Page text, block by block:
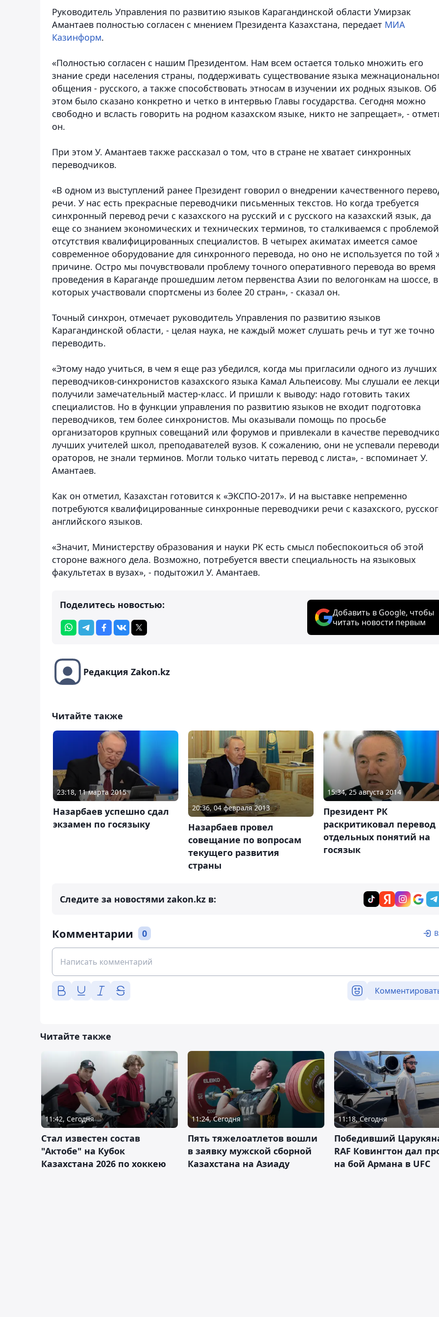
Руководитель Управления по развитию языков Карагандинской области Умирзак
Амантаев полностью согласен с мнением Президента Казахстана, передает МИА
Казинформ.
«Полностью согласен с нашим Президентом. Нам всем остается только множить его
знание среди населения страны, поддерживать существование языка
общения - русского, а также способствовать этносам в изучении их родных языков. Об
этом было сказано конкретно и четко в интервью Главы государства. Сегодня можно
свободно и всласть говорить на родном казахском языке, никто не запрещает», -
он.
При этом У. Амантаев также рассказал о том, что в стране не хватает синхронных
переводчиков.
«В одном из выступлений ранее Президент говорил о внедрении качественного
речи. У нас есть прекрасные переводчики письменных текстов. Но когда требуется
синхронный перевод речи с казахского на русский и с русского на казахский язык, да
еще со знанием экономических и технических терминов, то сталкиваемся с проблемой
отсутствия квалифицированных специалистов. В четырех акиматах имеется самое
современное оборудование для синхронного перевода, но оно не используется по той
причине. Остро мы почувствовали проблему точного оперативного перевода во время
проведения в Караганде прошедшим летом первенства Азии по велогонкам на шоссе, в
которых участвовали спортсмены из более 20 стран», - сказал он.
Точный синхрон, отмечает руководитель Управления по развитию языков
Карагандинской области, - целая наука, не каждый может слушать речь и тут же точно
переводить.
«Этому надо учиться, в чем я еще раз убедился, когда мы пригласили одного из лучших
переводчиков-синхронистов казахского языка Камал Альпеисову. Мы слушали ее
получили замечательный мастер-класс. И пришли к выводу: надо готовить таких
специалистов. Но в функции управления по развитию языков не входит подготовка
переводчиков, тем более синхронистов. Мы оказывали помощь по просьбе
организаторов крупных совещаний или форумов и привлекали в качестве
лучших учителей школ, преподавателей вузов. К сожалению, они не успевали
ораторов, не знали терминов. Могли только читать перевод с листа», - вспоминает У.
Амантаев.
Как он отметил, Казахстан готовится к «ЭКСПО-2017». И на выставке непременно
потребуются квалифицированные синхронные переводчики речи с казахского,
английского языков.
«Значит, Министерству образования и науки РК есть смысл побеспокоиться об этой
стороне важного дела. Возможно, потребуется ввести специальность на языковых
факультетах в вузах», - подытожил У. Амантаев.
Поделитесь новостью:
Добавить в Google, чтобы
читать новости первым
Редакция Zakon.kz
Читайте также
23:18, 11 марта 2015
Назарбаев успешно сдал
экзамен по госязыку
20:36, 04 февраля 2013
Назарбаев провел
совещание по вопросам
текущего развития
страны
15:34, 25 августа 2014
Президент РК
раскритиковал перевод
отдельных понятий на
госязык
Следите за новостями zakon.kz в:
Комментарии 0
Читайте также
11:42, Сегодня
Стал известен состав
"Актобе" на Кубок
Казахстана 2026 по хоккею
11:24, Сегодня
Пять тяжелоатлетов вошли
в заявку мужской сборной
Казахстана на Азиаду
11:18, Сегодня
Победивший
RAF Ковингтон дал
на бой Армана в UFC